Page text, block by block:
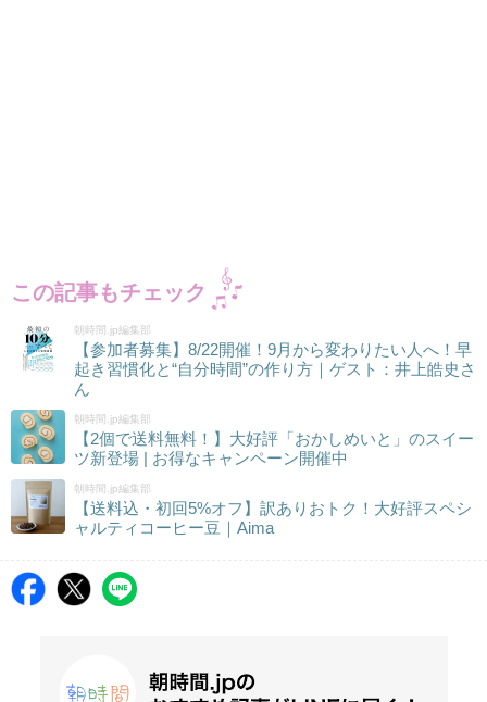
この記事もチェック
朝時間.jp編集部
【参加者募集】8/22開催！9月から変わりたい人へ！早
起き習慣化と“自分時間”の作り方｜ゲスト：井上皓史さ
ん
朝時間.jp編集部
【2個で送料無料！】大好評「おかしめいと」のスイー
ツ新登場 | お得なキャンペーン開催中
朝時間.jp編集部
【送料込・初回5%オフ】訳ありおトク！大好評スペシ
ャルティコーヒー豆｜Aima